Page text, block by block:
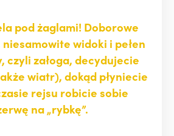
pod żaglami! Doborowe
widoki i pełen
czyli załoga, decydujecie
wiatr), dokąd płyniecie
rejsu robicie sobie
na „rybkę”.